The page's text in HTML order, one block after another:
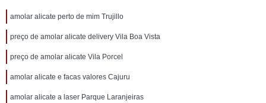
amolar alicate perto de mim Trujillo
preço de amolar alicate delivery Vila Boa Vista
preço de amolar alicate Vila Porcel
amolar alicate e facas valores Cajuru
amolar alicate a laser Parque Laranjeiras